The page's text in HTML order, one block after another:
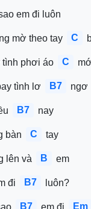
em đi luôn
mờ theo tay C
tình phơi áo C
tình lơ B7 ngơ
B7 nay
bàn C tay
lên và B em
đi B7 luôn?
B7 em đi Em